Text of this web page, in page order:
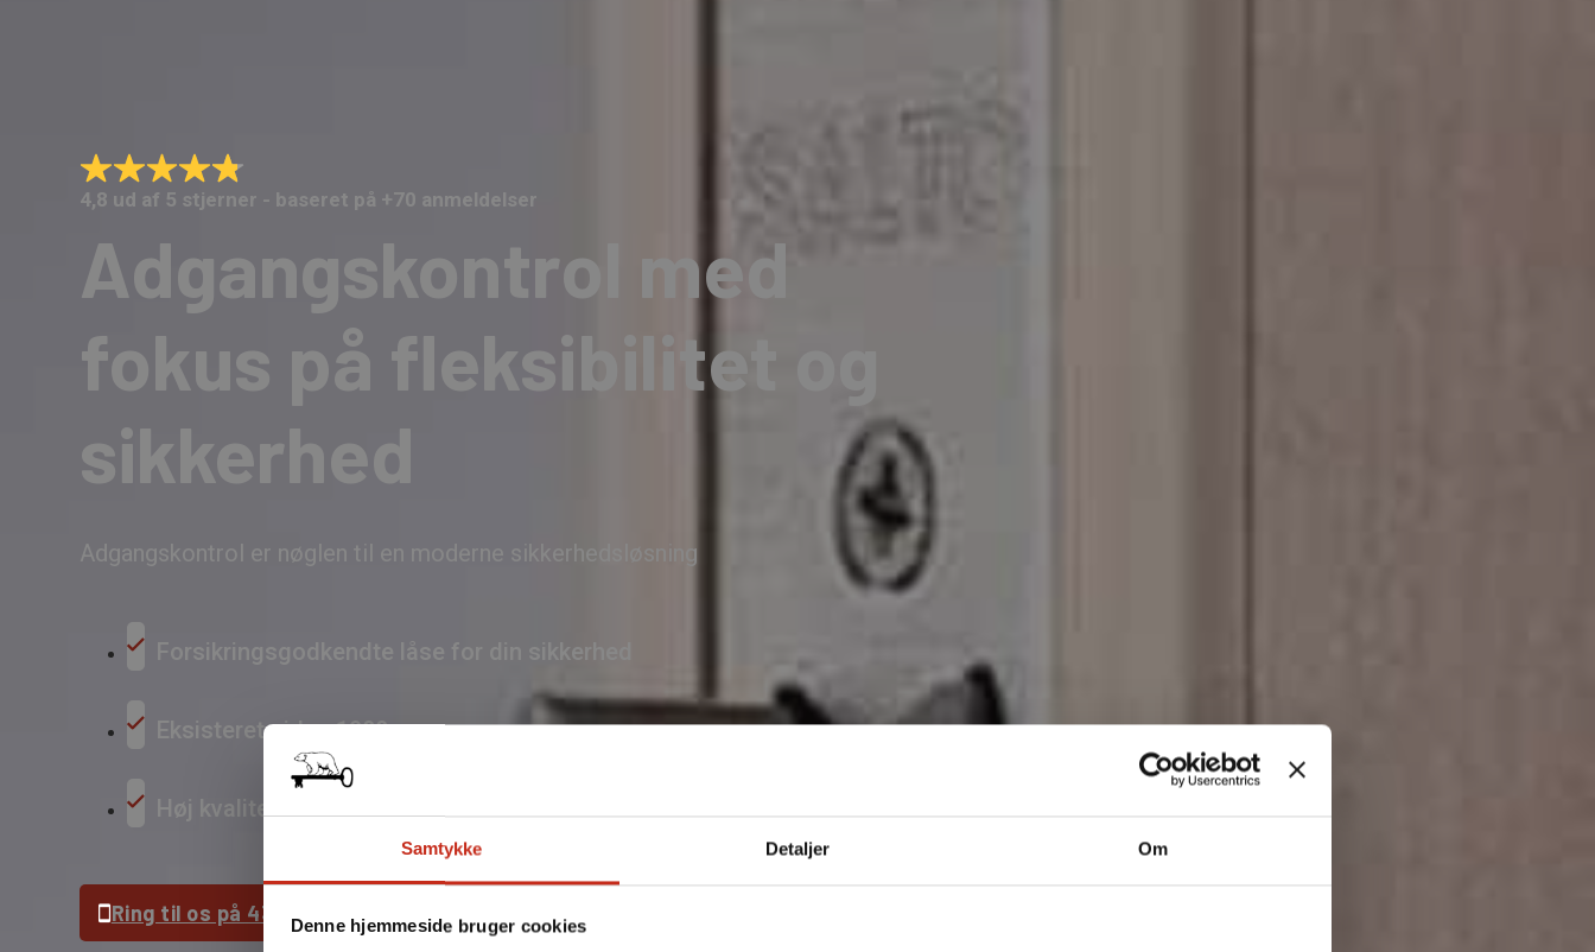
Samtykke Detaljer Om
Denne hjemmeside bruger cookies
4,8 ud af 5 stjerner - baseret på +70 anmeldelser
Adgangskontrol med
fokus på fleksibilitet og
sikkerhed
Adgangskontrol er nøglen til en moderne sikkerhedsløsning
Eksisteret siden 1988
Høj kvalitet og service hver gang!
Ring til os på 43 52 99 66